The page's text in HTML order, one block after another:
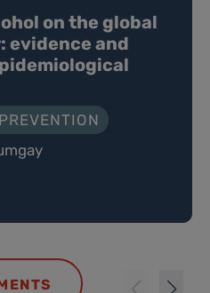
on the global
evidence and